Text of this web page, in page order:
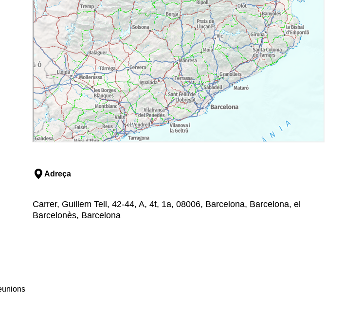
Adreça
Carrer, Guillem Tell, 42-44, A, 4t, 1a, 08006, Barcelona, Barcelona, el
Barcelonès, Barcelona